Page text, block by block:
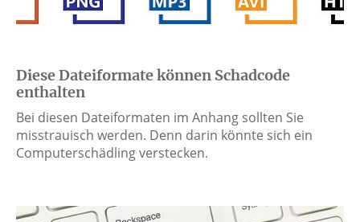
Diese Dateiformate können Schadcode
enthalten
Bei diesen Dateiformaten im Anhang sollten Sie
misstrauisch werden. Denn darin könnte sich ein
Computerschädling verstecken.